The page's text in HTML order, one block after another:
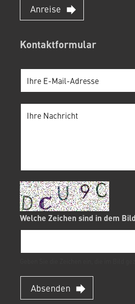
Anreise
Kontaktformular
Welche Zeichen sind in dem
Absenden